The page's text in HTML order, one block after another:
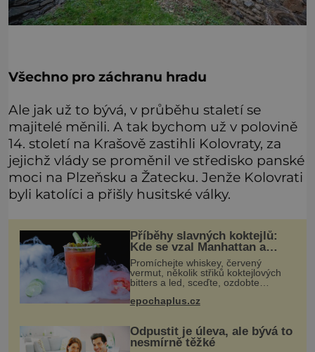
Všechno pro záchranu hradu
Ale jak už to bývá, v průběhu staletí se
majitelé měnili. A tak bychom už v polovině
14. století na Krašově zastihli Kolovraty, za
jejichž vlády se proměnil ve středisko panské
moci na Plzeňsku a Žatecku. Jenže Kolovrati
byli katolíci a přišly husitské války.
Příběhy slavných koktejlů:
Kde se vzal Manhattan a
Bloody Mary?
Promíchejte whiskey, červený
vermut, několik střiků koktejlových
bitters a led, sceďte, ozdobte
koktejlovou třešinkou a tadá…
Manhattan je tu! A pokud to má být
epochaplus.cz
Odpustit je úleva, ale bývá to
nesmírně těžké